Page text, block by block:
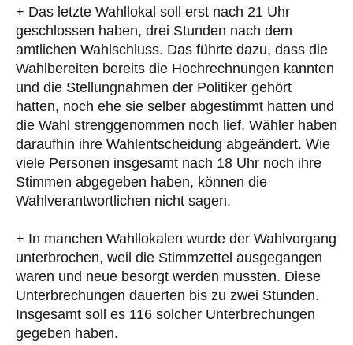
+ Das letzte Wahllokal soll erst nach 21 Uhr
geschlossen haben, drei Stunden nach dem
amtlichen Wahlschluss. Das führte dazu, dass die
Wahlbereiten bereits die Hochrechnungen kannten
und die Stellungnahmen der Politiker gehört
hatten, noch ehe sie selber abgestimmt hatten und
die Wahl strenggenommen noch lief. Wähler haben
daraufhin ihre Wahlentscheidung abgeändert. Wie
viele Personen insgesamt nach 18 Uhr noch ihre
Stimmen abgegeben haben, können die
Wahlverantwortlichen nicht sagen.
+ In manchen Wahllokalen wurde der Wahlvorgang
unterbrochen, weil die Stimmzettel ausgegangen
waren und neue besorgt werden mussten. Diese
Unterbrechungen dauerten bis zu zwei Stunden.
Insgesamt soll es 116 solcher Unterbrechungen
gegeben haben.